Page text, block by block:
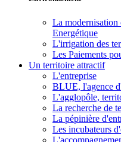
La
Energétique
L'irrigation des
Les Paiements
Un territoire attractif
L'entreprise
BLUE, l'agence
L'agglopôle,
La recherche de
La pépinière
Les incubateurs